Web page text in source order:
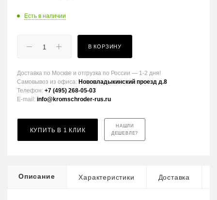
Есть в наличии
В КОРЗИНУ
Доставка по Москве и отгрузка по России — 1-2 дня!
Самовывоз из офиса: Нововладыкинский проезд д.8
Телефон: +7 (495) 268-05-03
E-mail: info@kromschroder-rus.ru
КУПИТЬ В 1 КЛИК
НАШЛИ
ДЕШЕВЛЕ?
Описание Характеристики Доставка